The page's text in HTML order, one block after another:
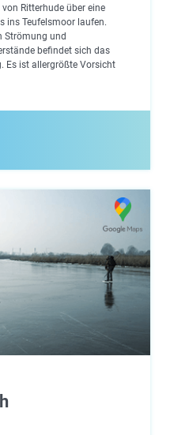
Ritterhude über eine
ins Teufelsmoor laufen.
Strömung und
befindet sich das
Es ist allergrößte Vorsicht